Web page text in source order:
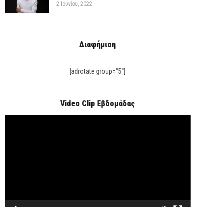
2 Ιουνίου, 2022
Διαφήμιση
[adrotate group="5"]
Video Clip Εβδομάδας